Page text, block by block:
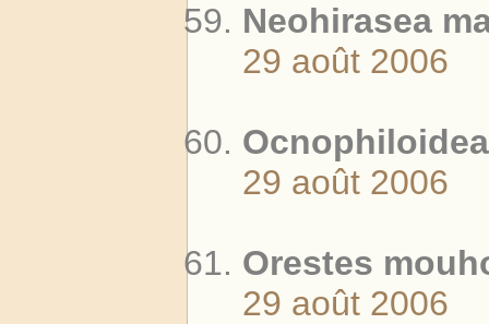
Neohirasea
29 août 2006
29 août 2006
Orestes
29 août 2006